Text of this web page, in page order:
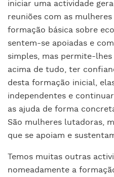
iniciar uma actividade
reuniões com as
formação básica sobre
sentem-se apoiadas e
simples, mas permite-
acima de tudo, ter
desta formação inicial,
independentes e
as ajuda de forma
São mulheres lutadoras,
que se apoiam e
Temos muitas outras
nomeadamente a